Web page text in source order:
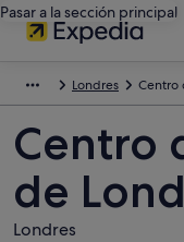
Pasar a la sección principal
Londres Centro
Centro
de
Londres